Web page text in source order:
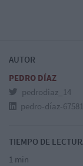
AUTOR
PEDRO DÍAZ
pedrodiaz_14
pedro-díaz-
TIEMPO DE
1 min